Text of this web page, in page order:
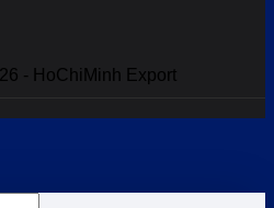
- HoChiMinh Export